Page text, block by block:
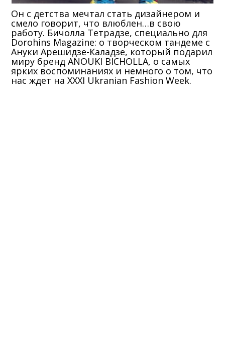
Он с детства мечтал стать дизайнером и
смело говорит, что влюблен…в свою
работу. Бичолла Тетрадзе, специально для
Dorohins Magazine: о творческом тандеме с
Ануки Арешидзе-Каладзе, который подарил
миру бренд ANOUKI BICHOLLA, о самых
ярких воспоминаниях и немного о том, что
нас ждет на XXXI Ukranian Fashion Week.